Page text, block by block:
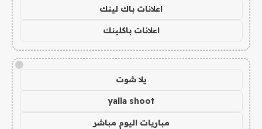
اعلانات باك لينك
اعلانات باكلينك
!
يلا شوت
yalla shoot
مباريات اليوم مباشر